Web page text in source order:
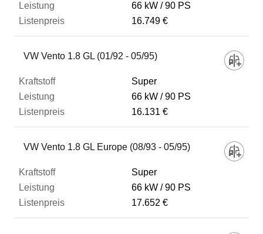
66 kW
90 PS
16.749 €
VW Vento 1.8 GL (01/92 - 05/95)
Super
66 kW
90 PS
16.131 €
VW Vento 1.8 GL Europe (08/93 - 05/95)
Super
66 kW
90 PS
17.652 €